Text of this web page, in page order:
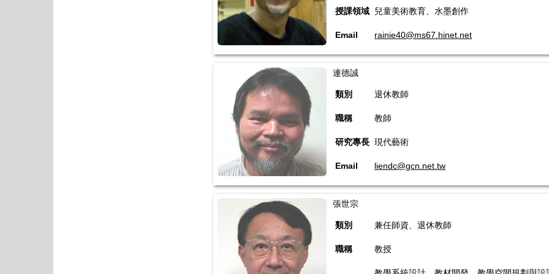
授課領域 兒童美術教育、水墨創作
Email rainie40@ms67.hinet.net
連德誠
類別 退休教師
職稱 教師
研究專長 現代藝術
Email liendc@gcn.net.tw
張世宗
類別 兼任師資、退休教師
職稱 教授